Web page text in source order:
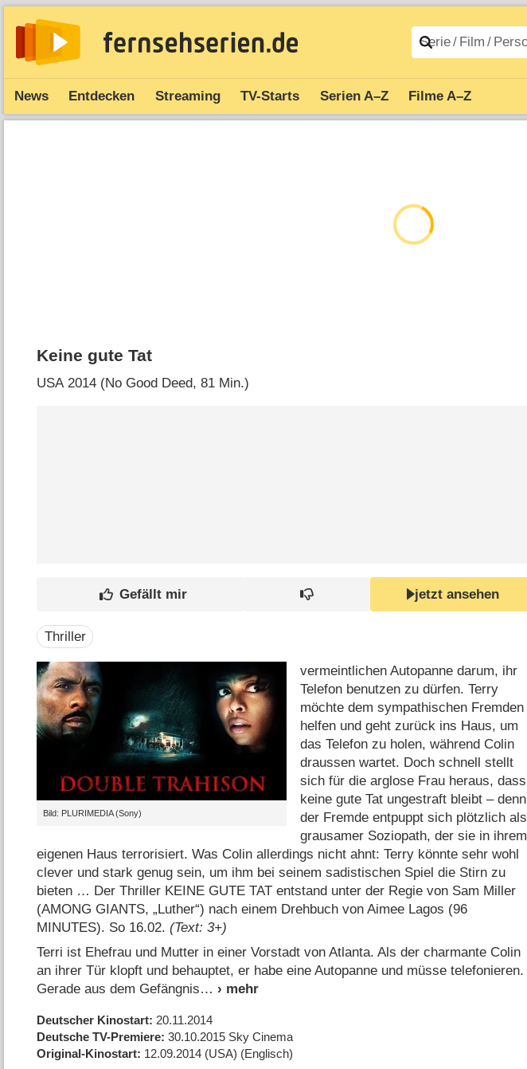
News Entdecken Streaming TV-Starts Serien A–Z Filme A–Z
Keine gute Tat
USA2014 (No Good Deed‎, 81 Min.)
jetzt ansehen
Thriller
Bild: PLURIMEDIA (Sony)
vermeintlichen Autopanne darum, ihr
Telefon benutzen zu dürfen. Terry
möchte dem sympathischen Fremden
helfen und geht zurück ins Haus, um
das Telefon zu holen, während Colin
draussen wartet. Doch schnell stellt
sich für die arglose Frau heraus, dass
keine gute Tat ungestraft bleibt – denn
der Fremde entpuppt sich plötzlich als
grausamer Soziopath, der sie in ihrem
eigenen Haus terrorisiert. Was Colin allerdings nicht ahnt: Terry könnte sehr wohl
clever und stark genug sein, um ihm bei seinem sadistischen Spiel die Stirn zu
bieten … Der Thriller KEINE GUTE TAT entstand unter der Regie von Sam Miller
(AMONG GIANTS, „Luther“) nach einem Drehbuch von Aimee Lagos (96
MINUTES). So 16.02.(Text: 3+)
Terri ist Ehefrau und Mutter in einer Vorstadt von Atlanta. Als der charmante Colin
an ihrer Tür klopft und behauptet, er habe eine Autopanne und müsse telefonieren.
Gerade aus dem Gefängnis
Deutscher Kinostart 20.11.2014
Deutsche TV-Premiere 30.10.2015 Sky Cinema
Original-Kinostart 12.09.2014 (USA) (Englisch)